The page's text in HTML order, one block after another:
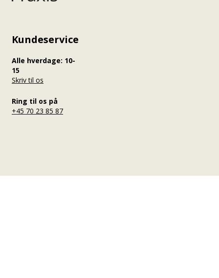
Kundeservice
Alle hverdage: 10-
15
Skriv til os
Ring til os på
+45 70 23 85 87